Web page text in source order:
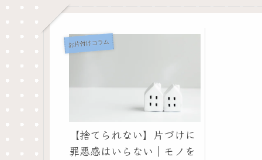
お片付けコラム
【捨てられない】片づけに
罪悪感はいらない｜モノを